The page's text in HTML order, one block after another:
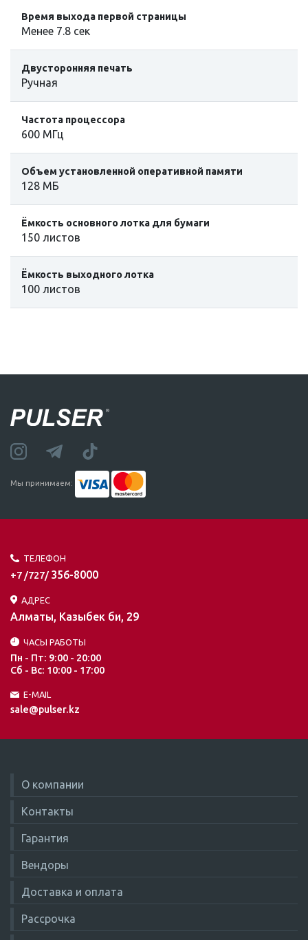
Время выхода первой страницы
Менее 7.8 сек
Двусторонняя печать
Ручная
Частота процессора
600 МГц
Объем установленной оперативной памяти
128 МБ
Ёмкость основного лотка для бумаги
150 листов
Ёмкость выходного лотка
100 листов
Мы принимаем:
ТЕЛЕФОН
+7 /727/ 356-8000
АДРЕС
Алматы, Казыбек би, 29
ЧАСЫ РАБОТЫ
Пн - Пт: 9:00 - 20:00
Сб - Вс: 10:00 - 17:00
E-MAIL
sale@pulser.kz
О компании
Контакты
Гарантия
Вендоры
Доставка и оплата
Рассрочка